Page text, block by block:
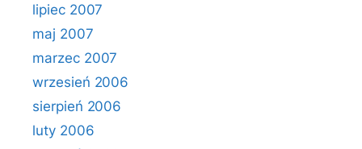
lipiec 2007
maj 2007
marzec 2007
wrzesień 2006
sierpień 2006
luty 2006